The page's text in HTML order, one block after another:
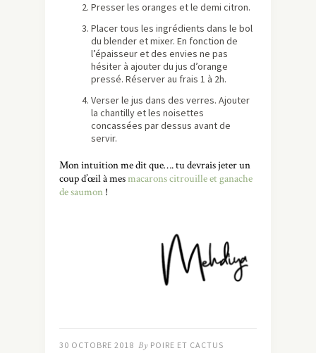
Presser les oranges et le demi citron.
Placer tous les ingrédients dans le bol
du blender et mixer. En fonction de
l’épaisseur et des envies ne pas
hésiter à ajouter du jus d’orange
pressé. Réserver au frais 1 à 2h.
Verser le jus dans des verres. Ajouter
la chantilly et les noisettes
concassées par dessus avant de
servir.
Mon intuition me dit que…. tu devrais jeter un
coup d’œil à mesmacarons citrouille et ganache
de saumon !
30 OCTOBRE 2018 By POIRE ET CACTUS